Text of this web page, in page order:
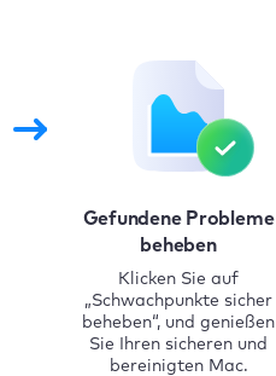
Gefundene Probleme
beheben
Klicken Sie auf
„Schwachpunkte sicher
beheben“, und genießen
Sie Ihren sicheren und
bereinigten Mac.